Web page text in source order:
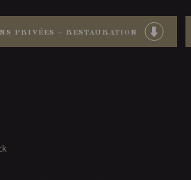
PRIVÉES – RESTAURATION